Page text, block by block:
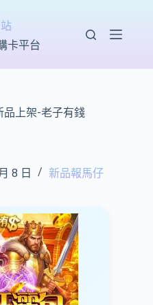
卡平台
品上架-老子有錢
8 日 新品報馬仔